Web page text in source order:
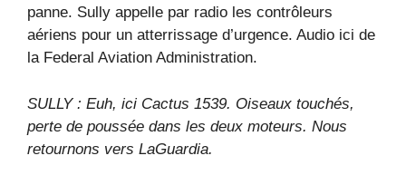
panne. Sully appelle par radio les contrôleurs
aériens pour un atterrissage d’urgence. Audio ici de
la Federal Aviation Administration.
SULLY : Euh, ici Cactus 1539. Oiseaux touchés,
perte de poussée dans les deux moteurs. Nous
retournons vers LaGuardia.